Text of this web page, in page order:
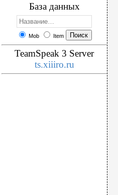
База данных
Mob Item
TeamSpeak 3 Server
ts.xiiiro.ru